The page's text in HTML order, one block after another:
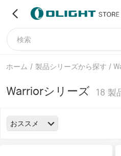
ホーム / 製品シリーズから探す /
Warriorシリーズ 18 製
おススメ